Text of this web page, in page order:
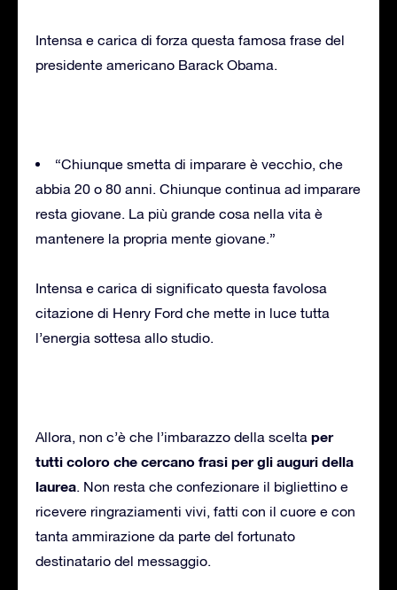
Intensa e carica di forza questa famosa frase del
presidente americano Barack Obama.
“Chiunque smetta di imparare è vecchio, che
abbia 20 o 80 anni. Chiunque continua ad imparare
resta giovane. La più grande cosa nella vita è
mantenere la propria mente giovane.”
Intensa e carica di significato questa favolosa
citazione di Henry Ford che mette in luce tutta
l’energia sottesa allo studio.
Allora, non c’è che l’imbarazzo della scelta per
tutti coloro che cercano frasi per gli auguri della
laurea. Non resta che confezionare il bigliettino e
ricevere ringraziamenti vivi, fatti con il cuore e con
tanta ammirazione da parte del fortunato
destinatario del messaggio.